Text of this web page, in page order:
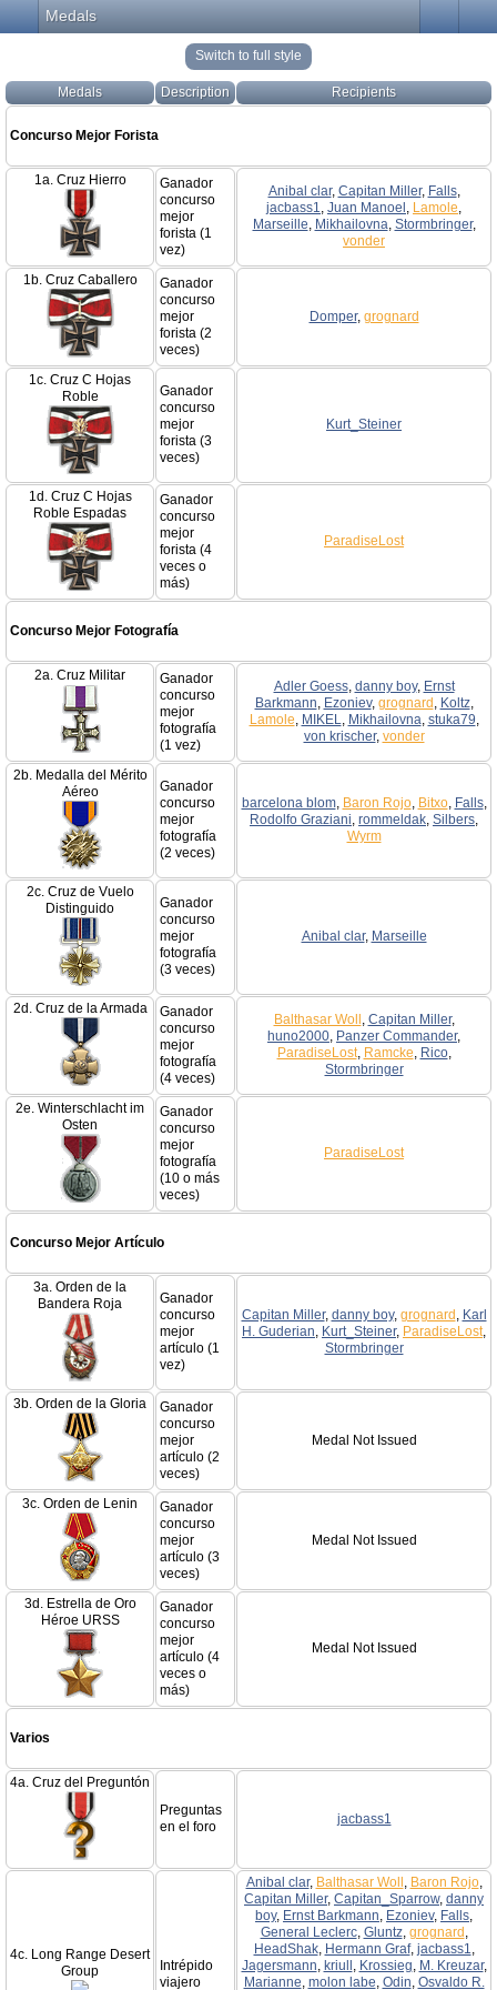
Medals
Switch to full style
Medals Description Recipients
Concurso Mejor Forista
1a. Cruz Hierro
Ganador
concurso
mejor
forista (1
vez)
Anibal clar, Capitan Miller, Falls,
jacbass1, Juan Manoel , Lamole,
Marseille, Mikhailovna, Stormbringer,
vonder
1b. Cruz Caballero
Ganador
concurso
mejor
forista (2
veces)
Domper, grognard
1c. Cruz C Hojas
Roble
Ganador
concurso
mejor
forista (3
veces)
Kurt_Steiner
1d. Cruz C Hojas
Roble Espadas
Ganador
concurso
mejor
forista (4
veces o
más)
ParadiseLost
Concurso Mejor Fotografía
2a. Cruz Militar
Ganador
concurso
mejor
fotografía
(1 vez)
Adler Goess, danny boy, Ernst
Barkmann, Ezoniev, grognard , Koltz,
Lamole, MIKEL, Mikhailovna, stuka79,
von krischer, vonder
2b. Medalla del Mérito
Aéreo
Ganador
concurso
mejor
fotografía
(2 veces)
barcelona blom, Baron Rojo, Bitxo, Falls,
Rodolfo Graziani, rommeldak, Silbers,
Wyrm
2c. Cruz de Vuelo
Distinguido
Ganador
concurso
mejor
fotografía
(3 veces)
Anibal clar, Marseille
2d. Cruz de la Armada
Ganador
concurso
mejor
fotografía
(4 veces)
Balthasar Woll , Capitan Miller,
huno2000, Panzer Commander,
ParadiseLost, Ramcke, Rico,
Stormbringer
2e. Winterschlacht im
Osten
Ganador
concurso
mejor
fotografía
(10 o más
veces)
ParadiseLost
Concurso Mejor Artículo
3a. Orden de la
Bandera Roja
Ganador
concurso
mejor
artículo (1
vez)
Capitan Miller, danny boy, grognard , Karl
H. Guderian, Kurt_Steiner, ParadiseLost,
Stormbringer
3b. Orden de la Gloria
Ganador
concurso
mejor
artículo (2
veces)
Medal Not Issued
3c. Orden de Lenin
Ganador
concurso
mejor
artículo (3
veces)
Medal Not Issued
3d. Estrella de Oro
Héroe URSS
Ganador
concurso
mejor
artículo (4
veces o
más)
Medal Not Issued
Varios
4a. Cruz del Preguntón
Preguntas
en el foro
jacbass1
4c. Long Range Desert
Group
Intrépido
viajero
Anibal clar, Balthasar Woll , Baron Rojo,
Capitan Miller, Capitan_Sparrow, danny
boy, Ernst Barkmann, Ezoniev, Falls,
General Leclerc, Gluntz, grognard ,
HeadShak, Hermann Graf, jacbass1,
Jagersmann, kriull , Krossieg, M. Kreuzar,
Marianne, molon labe, Odin, Osvaldo R.